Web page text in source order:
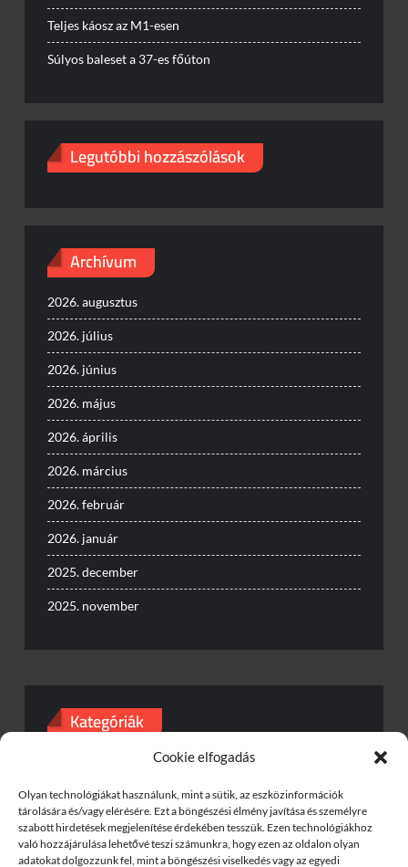
Cookie elfogadás
Olyan technológiákat használunk, mint a sütik, az eszközinformációk
tárolására és/vagy elérésére. Ezt a böngészési élmény javítása és személyre
szabott hirdetések megjelenítése érdekében tesszük. Ezen technológiákhoz
való hozzájárulása lehetővé teszi számunkra, hogy ezen az oldalon olyan
adatokat dolgozzunk fel, mint a böngészési viselkedés vagy az egyedi
Teljes káosz az M1-esen
Súlyos baleset a 37-es főúton
Legutóbbi hozzászólások
Archívum
2026. augusztus
2026. július
2026. június
2026. május
2026. április
2026. március
2026. február
2026. január
2025. december
2025. november
Kategóriák
Egyéb
Gyorshajtás
Útinform